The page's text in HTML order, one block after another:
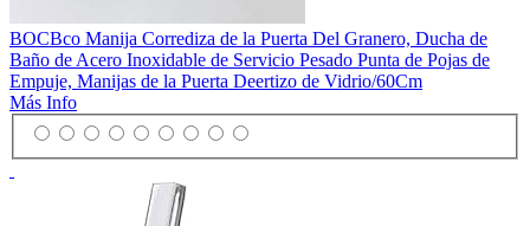
BOCBco Manija Corrediza de la Puerta Del Granero, Ducha de
Baño de Acero Inoxidable de Servicio Pesado Punta de Pojas de
Empuje, Manijas de la Puerta Deertizo de Vidrio/60Cm
Más Info